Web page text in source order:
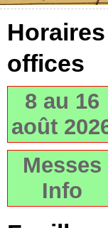
Horaires
offices
8 au 16
août
Messes
Info